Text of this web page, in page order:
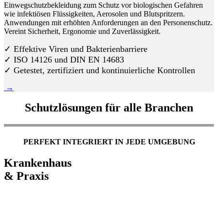
Einwegschutzbekleidung zum Schutz vor biologischen Gefahren
wie infektiösen Flüssigkeiten, Aerosolen und Blutspritzern.
Anwendungen mit erhöhten Anforderungen an den Personenschutz.
Vereint Sicherheit, Ergonomie und Zuverlässigkeit.
✓ Effektive Viren und Bakterienbarriere
✓ ISO 14126 und DIN EN 14683
✓ Getestet, zertifiziert und kontinuierliche Kontrollen
→
Schutzlösungen für alle Branchen
PERFEKT INTEGRIERT IN JEDE UMGEBUNG
Krankenhaus
& Praxis